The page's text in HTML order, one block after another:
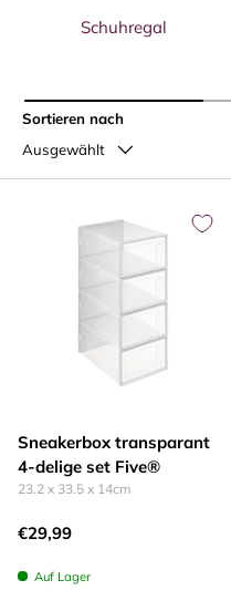
Schuhregal
Sortieren nach
Ausgewählt
Sneakerbox transparant
4-delige set Five®
23.2 x 33.5 x 14cm
€29,99
Auf Lager